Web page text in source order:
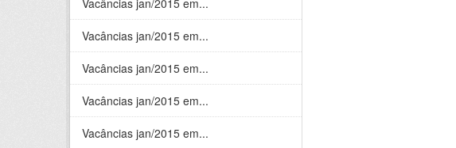
Vacâncias jan/2015 em...
Vacâncias jan/2015 em...
Vacâncias jan/2015 em...
Vacâncias jan/2015 em...
Vacâncias jan/2015 em...